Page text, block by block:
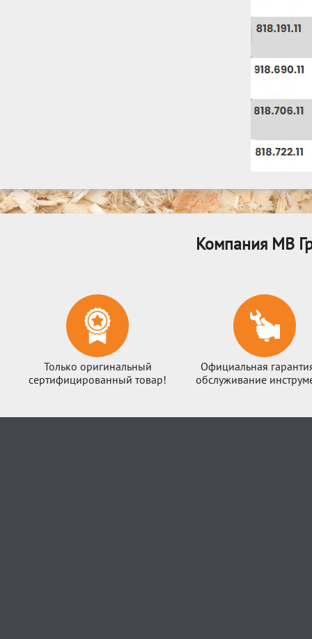
Компания МВ
Только оригинальный
сертифицированный товар!
Официальная
обслуживание